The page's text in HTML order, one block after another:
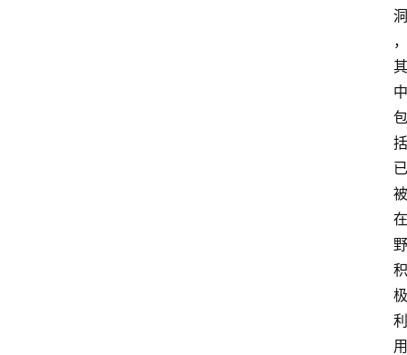
洞
，
其
中
包
括
已
被
在
野
积
极
利
用